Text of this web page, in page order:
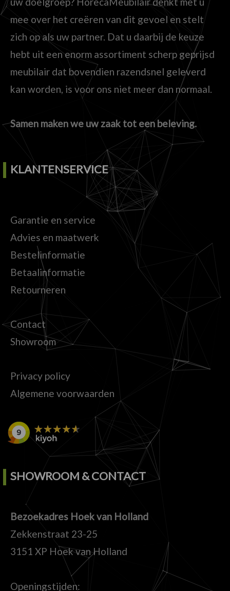
mee over het creëren van dit gevoel en stelt
zich op als uw partner. Dat u daarbij de keuze
hebt uit een enorm assortiment scherp geprijsd
meubilair dat bovendien razendsnel geleverd
kan worden, is voor ons niet meer dan normaal.
Samen maken we uw zaak tot een beleving.
KLANTENSERVICE
Garantie en service
Advies en maatwerk
Bestelinformatie
Betaalinformatie
Retourneren
Contact
Showroom
Privacy policy
Algemene voorwaarden
SHOWROOM & CONTACT
Bezoekadres Hoek van Holland
Zekkenstraat 23-25
3151 XP Hoek van Holland
Openingstijden: